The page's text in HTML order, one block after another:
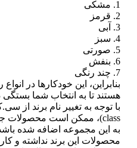
1. مشکی
2. قرمز
3. آبی
4. سبز
5. صورتی
6. بنفش
7. چند رنگی
بنابراین، این خودکارها در
هستند تا به انتخاب شما
به این مجموعه اضافه شده
محصولات این برند نداشته و